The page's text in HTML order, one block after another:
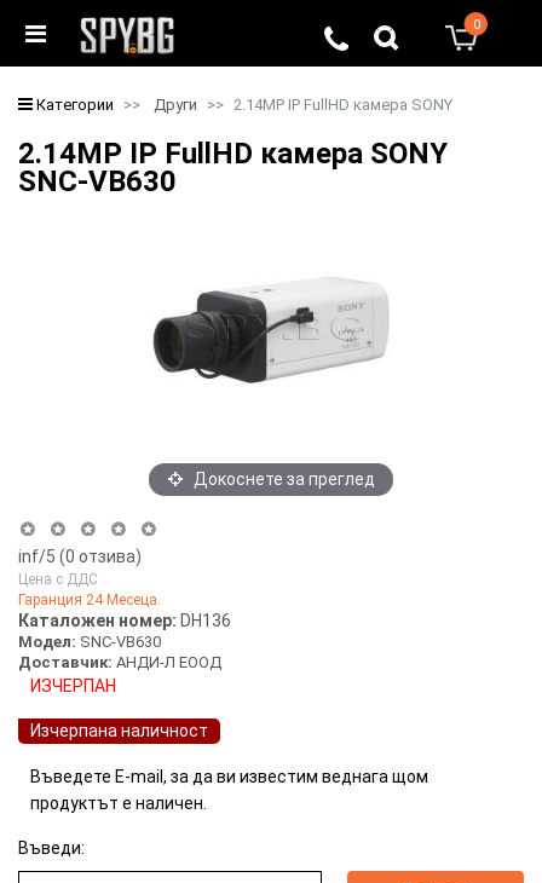
0
Категории Други 2.14MP IP FullHD камера SONY
2.14MP IP FullHD камера SONY
SNC-VB630
Докоснете за преглед
inf/5 (0 отзива)
Цена с ДДС
Гаранция 24 Месеца.
Каталожен номер: DH136
Модел: SNC-VB630
Доставчик: АНДИ-Л ЕООД
ИЗЧЕРПАН
Изчерпана наличност
Въведете E-mail, за да ви известим веднага щом
продуктът е наличен.
Въведи: